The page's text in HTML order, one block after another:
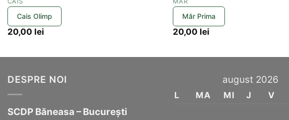
Cais Olimp
20,00 lei
Măr Prima
20,00 lei
DESPRE NOI
SCDP Băneasa – București
august 2026
L MA MI J V